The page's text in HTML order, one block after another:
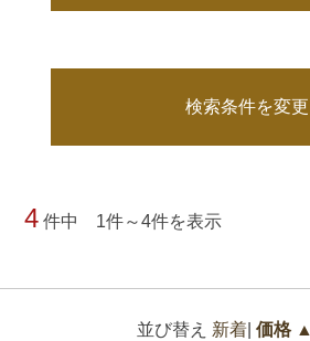
検索条件を変更
4 件中 1件～4件を表示
並び替え 新着 価格 ▲